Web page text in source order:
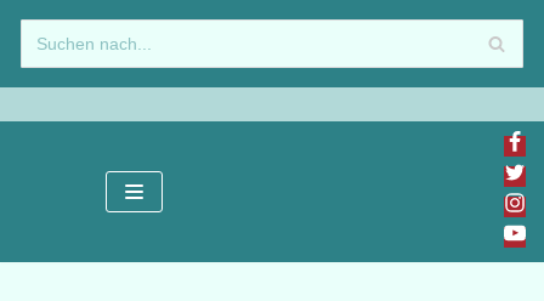
Zum
Inhalt
springen